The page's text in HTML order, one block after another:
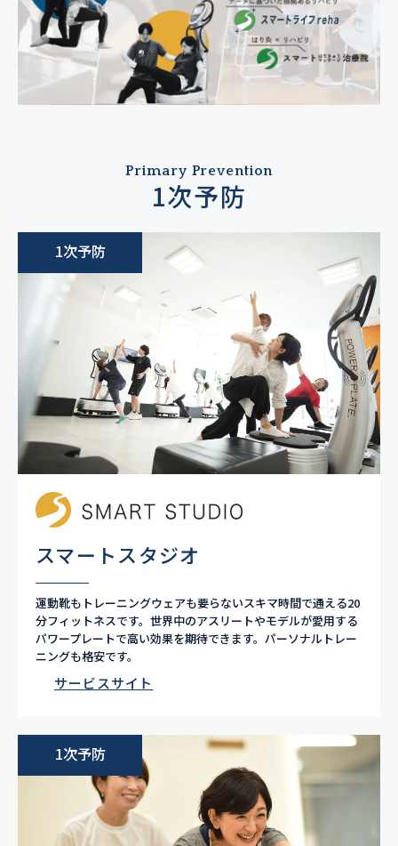
Primary Prevention
1次予防
1次予防
スマートスタジオ
​運動靴もトレーニングウェアも要らないスキマ時間で通える20
分フィットネスです。世界中のアスリートやモデルが愛用する
パワープレートで高い効果を期待できます。パーソナルトレー
ニングも格安です。
サービスサイト
1次予防